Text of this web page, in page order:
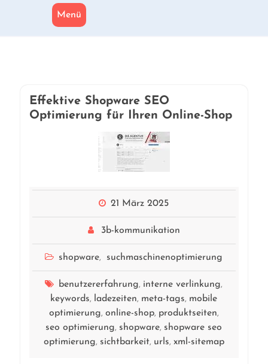
Menü
Effektive Shopware SEO
Optimierung für Ihren Online-Shop
21 März 2025
3b-kommunikation
shopware, suchmaschinenoptimierung
benutzererfahrung, interne verlinkung,
keywords, ladezeiten, meta-tags, mobile
optimierung, online-shop, produktseiten,
seo optimierung, shopware, shopware seo
optimierung, sichtbarkeit, urls, xml-sitemap